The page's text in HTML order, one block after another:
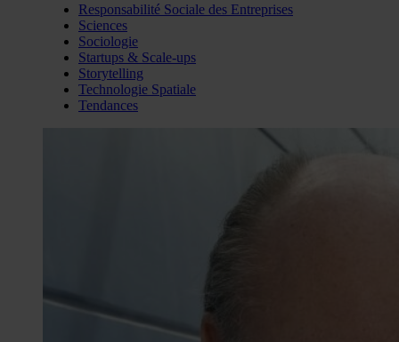
Responsabilité Sociale des Entreprises
Sciences
Sociologie
Startups & Scale-ups
Storytelling
Technologie Spatiale
Tendances